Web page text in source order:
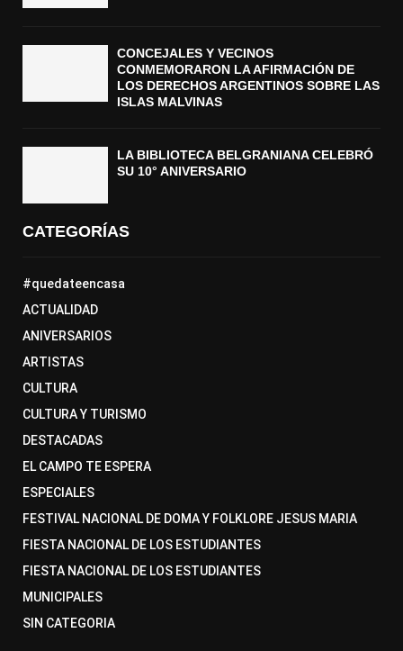
CONCEJALES Y VECINOS
CONMEMORARON LA AFIRMACIÓN DE
LOS DERECHOS ARGENTINOS SOBRE LAS
ISLAS MALVINAS
LA BIBLIOTECA BELGRANIANA CELEBRÓ
SU 10° ANIVERSARIO
CATEGORÍAS
#quedateencasa
ACTUALIDAD
ANIVERSARIOS
ARTISTAS
CULTURA
CULTURA Y TURISMO
DESTACADAS
EL CAMPO TE ESPERA
ESPECIALES
FESTIVAL NACIONAL DE DOMA Y FOLKLORE JESUS MARIA
FIESTA NACIONAL DE LOS ESTUDIANTES
FIESTA NACIONAL DE LOS ESTUDIANTES
MUNICIPALES
SIN CATEGORIA